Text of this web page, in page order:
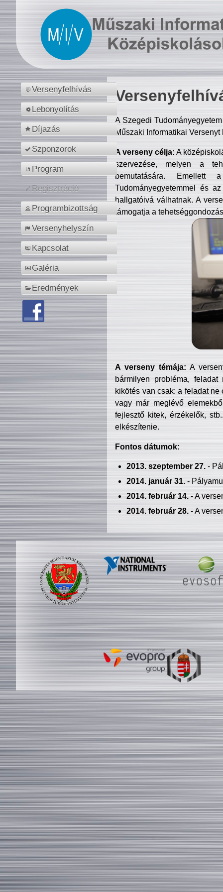
Versenyfelhívás
Lebonyolítás
Díjazás
Szponzorok
Program
Regisztráció
Programbizottság
Versenyhelyszín
Kapcsolat
Galéria
Eredmények
A Szegedi
Műszaki Informatikai
A verseny célja: A
szervezése, melyen a
bemutatására. Emellett
Tudományegyetemmel és
hallgatóivá válhatnak. A
támogatja a
A verseny témája: A
bármilyen probléma, feladat
kikötés van csak: a feladat
vagy már meglévő
fejlesztő kitek, érzékelők,
elkészítenie.
Fontos dátumok:
2013. szeptember 27.-
2014. január 31.-
2014. február 14.- A
2014. február 28.- A